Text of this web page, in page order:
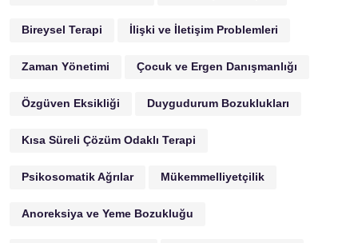
Bireysel Terapi İlişki ve İletişim Problemleri
Zaman Yönetimi Çocuk ve Ergen Danışmanlığı
Özgüven Eksikliği Duygudurum Bozuklukları
Kısa Süreli Çözüm Odaklı Terapi
Psikosomatik Ağrılar Mükemmelliyetçilik
Anoreksiya ve Yeme Bozukluğu